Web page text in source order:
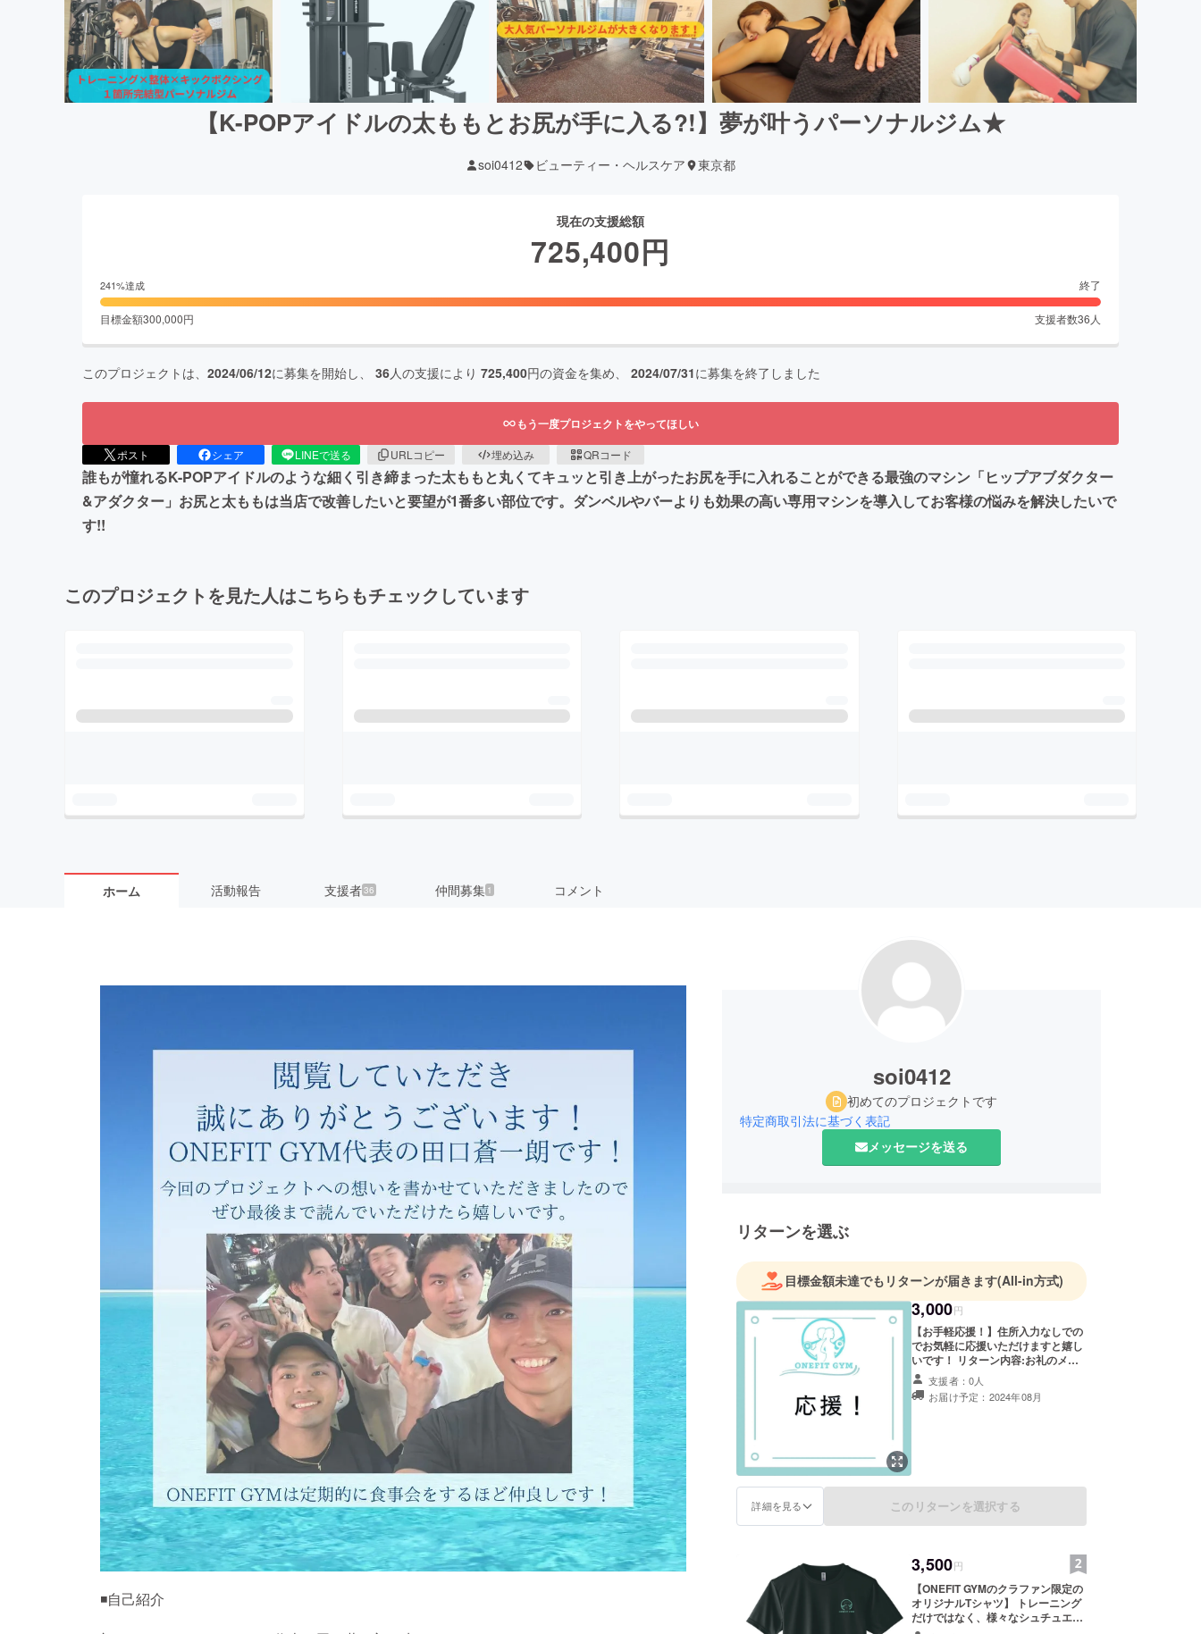
【K-POPアイドルの太ももとお尻が手に入る?!】夢が叶うパーソナルジム★
soi0412 ビューティー・ヘルスケア 東京都
現在の支援総額
725,400円
241%達成 終了
目標金額300,000円 支援者数36 人
このプロジェクトは、 2024/06/12に募集を開始し、 36人の支援により 725,400円の資金を集め、 2024/07/31に募集を終了しました
もう一度プロジェクトをやってほしい
ポスト シェア LINEで送る URLコピー 埋め込み QRコード
誰もが憧れるK-POPアイドルのような細く引き締まった太ももと丸くてキュッと引き上がったお尻を手に入れることができる最強のマシン「ヒップアブダクター
&アダクター」お尻と太ももは当店で改善したいと要望が1番多い部位です。ダンベルやバーよりも効果の高い専用マシンを導入してお客様の悩みを解決したいで
す!!
このプロジェクトを見た人はこちらもチェックしています
ホーム 活動報告 支援者36 仲間募集 1 コメント
◾️自己紹介
soi0412
初めてのプロジェクトです
特定商取引法に基づく表記
メッセージを送る
リターンを選ぶ
目標金額未達でもリターンが届きます(All-in方式)
3,000円
【お手軽応援！】住所入力なしでの
でお気軽に応援いただけますと嬉し
いです！ リターン内容:お礼のメー
ル 支援者：0人
お届け予定：2024年08月
詳細を見る このリターンを選択する
3,500円
【ONEFIT GYMのクラファン限定の
オリジナルTシャツ】 トレーニング
だけではなく、様々なシュチュエー